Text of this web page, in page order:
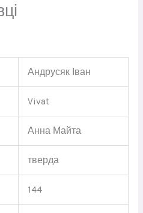
Андрусяк Іван
Vivat
Анна Майта
тверда
144